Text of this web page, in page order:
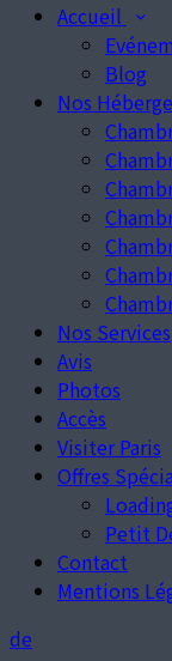
Accueil
Blog
Nos
Nos Services
Avis
Photos
Accès
Visiter Paris
Offres
Petit
Contact
Mentions
de